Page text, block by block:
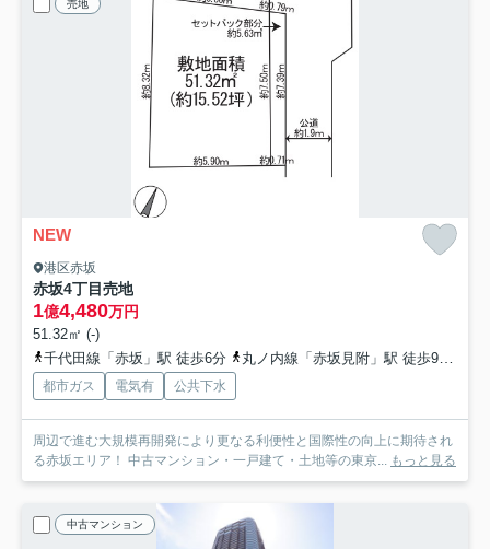
売地
NEW
港区赤坂
赤坂4丁目売地
1億4,480万円
51.32㎡ (-)
千代田線「赤坂」駅 徒歩6分
丸ノ内線「赤坂見附」駅 徒歩9分
都市ガス 電気有 公共下水
周辺で進む大規模再開発により更なる利便性と国際性の向上に期待され
る赤坂エリア！ 中古マンション・一戸建て・土地等の東京... もっと見る
中古マンション